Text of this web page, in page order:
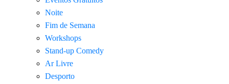
Noite
Fim de Semana
Workshops
Stand-up Comedy
Ar Livre
Desporto